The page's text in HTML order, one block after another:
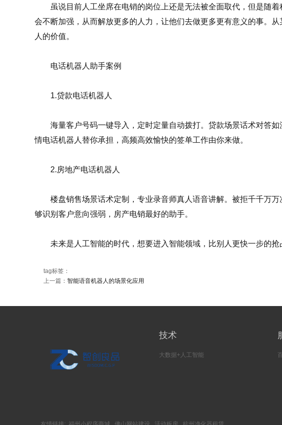
虽说目前人工坐席在电销的岗位上还是无法被全面取代，但是随着
会不断加强，从而解放更多的人力，让他们去做更多更有意义的事。
人的价值。
电话机器人助手案例
1.贷款电话机器人
海量客户号码一键导入，定时定量自动拨打。贷款场景话术对答如
情电话机器人替你承担，高频高效愉快的签单工作由你来做。
2.房地产电话机器人
楼盘销售场景话术定制，专业录音师真人语音讲解。被拒千千万万
够识别客户意向强弱，房产电销最好的助手。
未来是人工智能的时代，想要进入智能领域，比别人更快一步的抢
tag标签：
上一篇： 智能语音机器人的场景化应用
技术
大数据+人工智能